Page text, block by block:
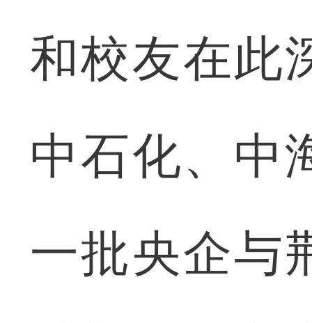
和校友在此
中石化、中
一批央企与